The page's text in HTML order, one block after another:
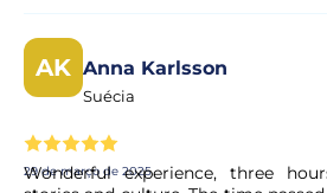
AK Anna Karlsson
Suécia
29 de março de 2025
Wonderful experience, three